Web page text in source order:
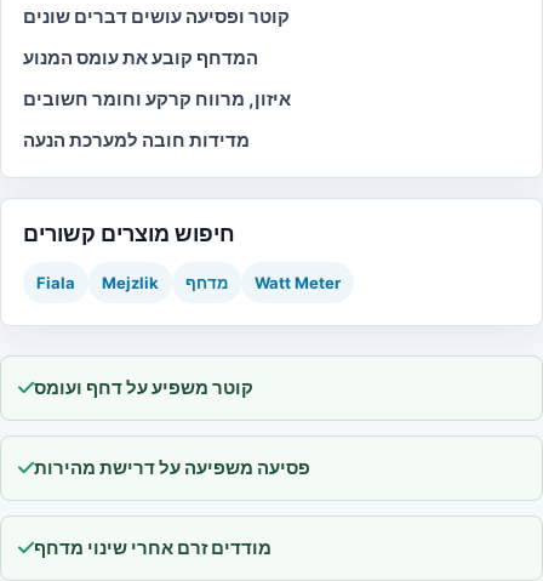
קוטר ופסיעה עושים דברים שונים
המדחף קובע את עומס המנוע
איזון, מרווח קרקע וחומר חשובים
מדידות חובה למערכת הנעה
חיפוש מוצרים קשורים
Fiala Mejzlik מדחף Watt Meter
קוטר משפיע על דחף ועומס
פסיעה משפיעה על דרישת מהירות
מודדים זרם אחרי שינוי מדחף